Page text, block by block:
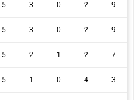
5 3 0 2 9
5 3 0 2 9
5 2 1 2 7
5 1 0 4 3